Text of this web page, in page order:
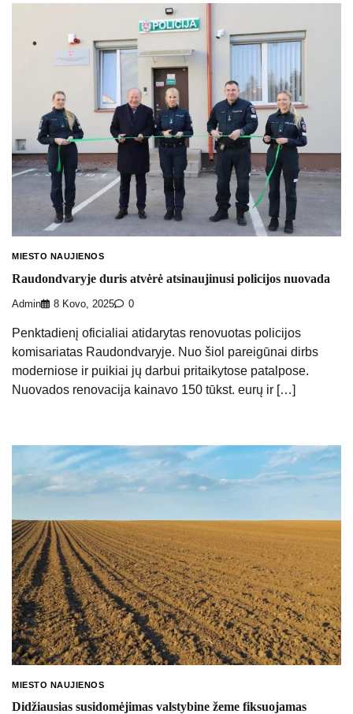
MIESTO NAUJIENOS
Raudondvaryje duris atvėrė atsinaujinusi policijos nuovada
Admin 8 Kovo, 2025 0
Penktadienį oficialiai atidarytas renovuotas policijos
komisariatas Raudondvaryje. Nuo šiol pareigūnai dirbs
moderniose ir puikiai jų darbui pritaikytose patalpose.
Nuovados renovacija kainavo 150 tūkst. eurų ir […]
MIESTO NAUJIENOS
Didžiausias susidomėjimas valstybine žeme fiksuojamas